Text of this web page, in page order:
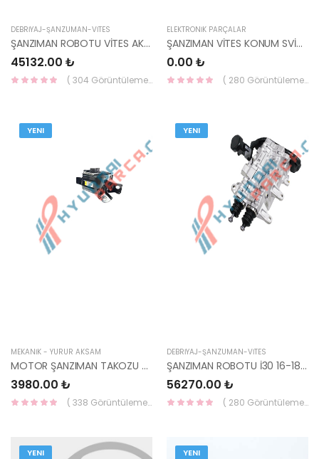
DEBRİYAJ-ŞANZUMAN-VİTES
ŞANZIMAN ROBOTU VİTES AKTÜATÖRÜ BLUE 15- / İ30 15-16 43800-2D100 ( KUTUSUZ )-HMC
45132.00 ₺
( 304 Görüntüleme )
ELEKTRONİK PARÇALAR
ŞANZIMAN VİTES KONUM SVİCİ 42700-02200-HMC
0.00 ₺
( 280 Görüntüleme )
YENI
MEKANİK - YÜRÜR AKSAM
MOTOR ŞANZIMAN TAKOZU KONA 21830-J9000-HMC
3980.00 ₺
( 338 Görüntüleme )
YENI
DEBRİYAJ-ŞANZUMAN-VİTES
ŞANZIMAN ROBOTU İ30 16-18 / ELANTRA 16-18 / DCT 7 İLERİ 41470-2D210-HMC
56270.00 ₺
( 280 Görüntüleme )
YENI YENI